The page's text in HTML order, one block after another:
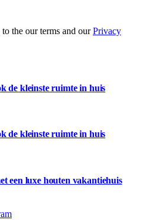
the our terms and ourPrivacy
de kleinste ruimte in huis
de kleinste ruimte in huis
een luxe houten vakantiehuis